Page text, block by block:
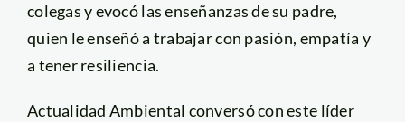
colegas y evocó las enseñanzas de su padre,
quien le enseñó a trabajar con pasión, empatía y
a tener resiliencia.
Actualidad Ambiental conversó con este líder